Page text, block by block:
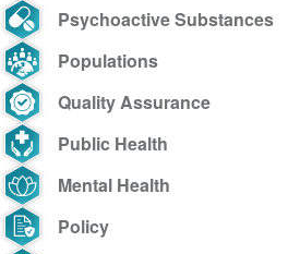
no
país
Psychoactive Substances
Populations
Quality Assurance
Public Health
Mental Health
Policy